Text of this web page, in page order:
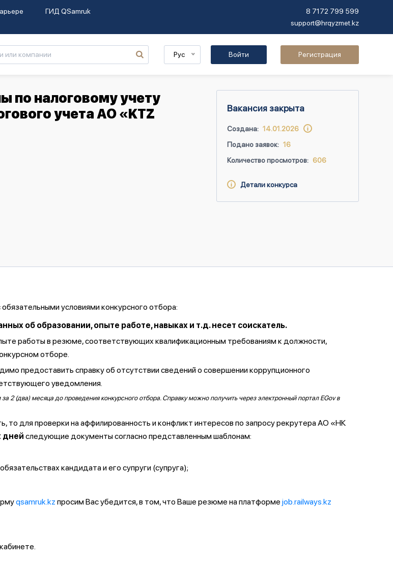
ГИД QSamruk
8 7172 799 599
support@hrqyzmet.kz
Рус Войти Регистрация
по налоговому учету
учета АО «KTZ
Вакансия закрыта
Создана: 14.01.2026
Подано заявок: 16
Количество просмотров: 606
Детали конкурса
условиями конкурсного отбора:
об образовании, опыте работе, навыках и т.д. несет соискатель.
работы в резюме, соответствующих квалификационным требованиям к должности,
отборе.
предоставить справку об отсутствии сведений о совершении коррупционного
уведомления.
(два) месяца до проведения конкурсного отбора. Справку можно получить через электронный портал EGov в
для проверки на аффилированность и конфликт интересов по запросу рекрутера АО «НК
дней следующие документы согласно представленным шаблонам:
кандидата и его супруги (супруга);
qsamruk.kz просим Вас убедится, в том, что Ваше резюме на платформе job.railways.kz